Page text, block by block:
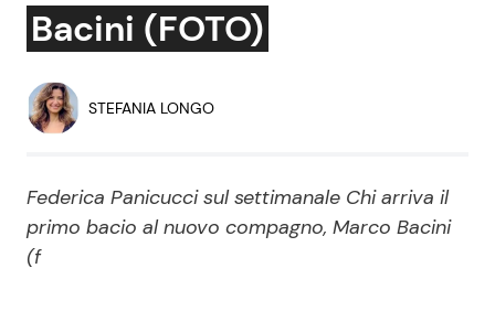
Dal Mondo
Economia
Persone Scomparse
Politica
Coppie VIP
Reality e Talent
Bacini (FOTO)
STEFANIA LONGO
Federica Panicucci sul settimanale Chi arriva il
primo bacio al nuovo compagno, Marco Bacini
(f